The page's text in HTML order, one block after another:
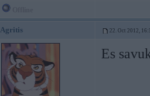
Agritis 22. Oct 2012,
Es